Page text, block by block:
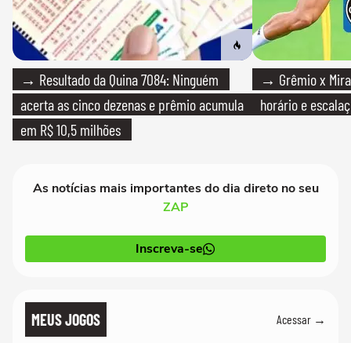
→ Resultado da Quina 7084: Ninguém
acerta as cinco dezenas e prêmio acumula
em R$ 10,5 milhões
→ Grêmio x
horário e
As notícias mais importantes do dia direto no seu
ZAP
Inscreva-se
MEUS JOGOS Acessar →